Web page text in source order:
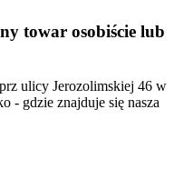
towar osobiście lub
ulicy Jerozolimskiej 46 w
- gdzie znajduje się nasza